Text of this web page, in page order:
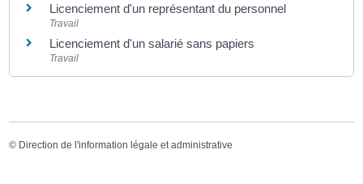
Licenciement d'un représentant du personnel
Travail
Licenciement d'un salarié sans papiers
Travail
© Direction de l'information légale et administrative